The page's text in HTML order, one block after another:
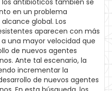
los antibióticos también se
en un problema
global. Los
aparecen con más
una mayor velocidad que
de nuevos agentes
Ante tal escenario, la
incrementar la
de nuevos agentes